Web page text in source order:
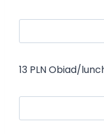
13 PLN Obiad/